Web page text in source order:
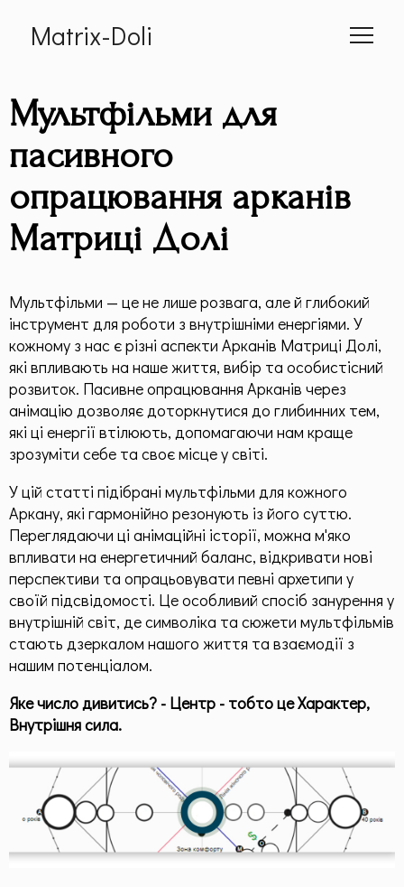
Matrix-Doli
Про мене
Cумісність
📕 Книга
Статті
Дитяча Матриця
Гроші по методу "Матриці Долі"
Призначення по методу "Матриці Долі"
Матриця, як інструмент
Пасивне опрацювання
Ресурсні статті по Матриці Долі
Родові програми
Загальна інформація
Здоров'я
Додаткові матеріали
Чек-листи
Контакти
Мультфільми для
пасивного
опрацювання арканів
Матриці Долі
Мультфільми — це не лише розвага, але й глибокий
інструмент для роботи з внутрішніми енергіями. У
кожному з нас є різні аспекти Арканів Матриці Долі,
які впливають на наше життя, вибір та особистісний
розвиток. Пасивне опрацювання Арканів через
анімацію дозволяє доторкнутися до глибинних тем,
які ці енергії втілюють, допомагаючи нам краще
зрозуміти себе та своє місце у світі.
У цій статті підібрані мультфільми для кожного
Аркану, які гармонійно резонують із його суттю.
Переглядаючи ці анімаційні історії, можна м'яко
впливати на енергетичний баланс, відкривати нові
перспективи та опрацьовувати певні архетипи у
своїй підсвідомості. Це особливий спосіб занурення у
внутрішній світ, де символіка та сюжети мультфільмів
стають дзеркалом нашого життя та взаємодії з
нашим потенціалом.
Яке число дивитись? - Центр - тобто це Характер,
Внутрішня сила.